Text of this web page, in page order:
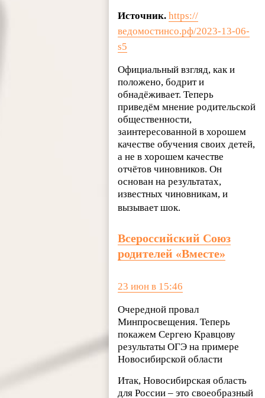
Источник. https://
ведомостинсо.рф/2023-13-06-
s5
Официальный взгляд, как и
положено, бодрит и
обнадёживает. Теперь
приведём мнение родительской
общественности,
заинтересованной в хорошем
качестве обучения своих детей,
а не в хорошем качестве
отчётов чиновников. Он
основан на результатах,
известных чиновникам, и
вызывает шок.
Всероссийский Союз
родителей «Вместе»
23 июн в 15:46
Очередной провал
Минпросвещения. Теперь
покажем Сергею Кравцову
результаты ОГЭ на примере
Новосибирской области
Итак, Новосибирская область
для России – это своеобразный